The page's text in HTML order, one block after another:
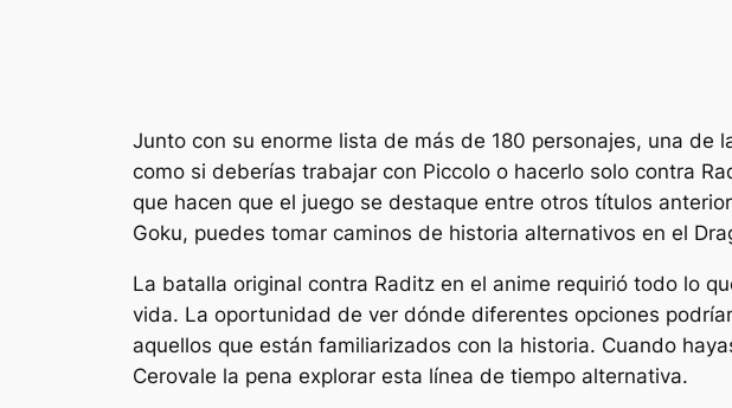
Junto con su enorme lista de más de 180 personajes, una de
como si deberías trabajar con Piccolo o hacerlo solo contra
que hacen que el juego se destaque entre otros títulos
Goku, puedes tomar caminos de historia alternativos en el
La batalla original contra Raditz en el anime requirió todo lo
vida. La oportunidad de ver dónde diferentes opciones
aquellos que están familiarizados con la historia. Cuando
Cerovale la pena explorar esta línea de tiempo alternativa.